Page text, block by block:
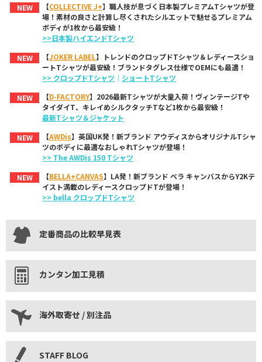
NEW
【COLLECTIVE J+】職人技が息づく日本製プレミアムTシャツが登
場！素材の良さと計算し尽くされたシルエットで魅せるプレミアム
ボディが1枚から最安級！
>>日本製ハイエンドTシャツ
NEW
【JOKER LABEL】トレンドのクロップドTシャツ＆レディースショ
ートTシャツが最安級！ブランドタグレス仕様でOEMにも最適！
>> クロップドTシャツ ｜ ショートTシャツ
NEW
【D-FACTORY】2026最新Tシャツが大量入荷！ヴィンテージTや
タイダイT、キレイめシルクタッチTなど1枚から最安級！
最新Tシャツ＆ジャケット
NEW
【AWDis】英国UK発！新ブランド アウディスからオリジナルTシャ
ツのボディに最適なおしゃれTシャツが登場！
>> The AWDis 150 Tシャツ
NEW
【BELLA+CANVAS】LA発！新ブランド ベラ キャンバスからY2Kテ
イスト満載のレディースクロップドTが登場！
>> bella クロップドTシャツ
定番商品の比較早見表
カンタン加工見積
海外取寄せ / 別注品
STAFF BLOG